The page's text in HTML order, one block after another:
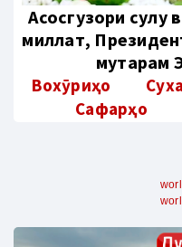
Aсосгузори
миллат,
муҳтарам
Вохӯриҳо
Сафарҳо